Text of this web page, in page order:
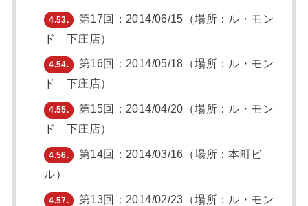
4.53.
第17回：2014/06/15（場所：ル・モン
ド 下庄店）
4.54.
第16回：2014/05/18（場所：ル・モン
ド 下庄店）
4.55.
第15回：2014/04/20（場所：ル・モン
ド 下庄店）
4.56.
第14回：2014/03/16（場所：本町ビ
ル）
4.57.
第13回：2014/02/23（場所：ル・モン